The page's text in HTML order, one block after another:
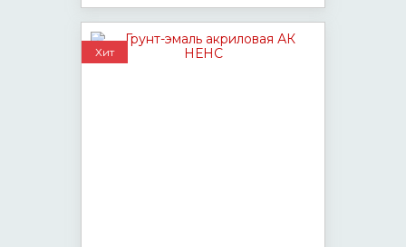
Хит